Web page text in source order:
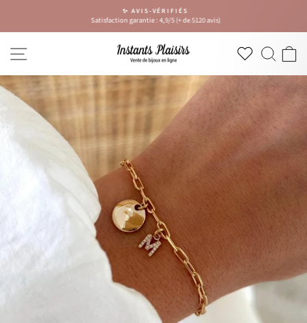
contenu
Diaporama
Pause
✨ AVIS-VÉRIFIÉS
Satisfaction garantie : 4,9/5 (+ de 5120 avis)